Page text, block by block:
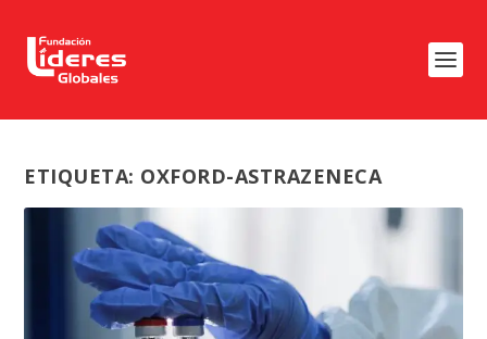
ETIQUETA: OXFORD-ASTRAZENECA